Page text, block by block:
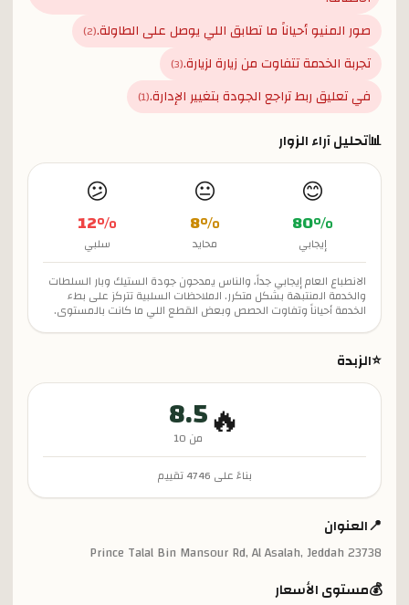
صور المنيو أحياناً ما تطابق اللي يوصل على الطاولة.(
2
)
تجربة الخدمة تتفاوت من زيارة لزيارة.(
3
)
في تعليق ربط تراجع الجودة بتغيير الإدارة.(
1
)
📊تحليل آراء الزوار
😊
80%
إيجابي
😐
8%
محايد
😕
12%
سلبي
الانطباع العام إيجابي جداً، والناس يمدحون جودة الستيك وبار السلطات
والخدمة المنتبهة بشكل متكرر. الملاحظات السلبية تتركز على بطء
الخدمة أحياناً وتفاوت الحصص وبعض القطع اللي ما كانت بالمستوى.
⭐الزبدة
🔥
8.5
من 10
بناءً على 4746تقييم
📍العنوان
Prince Talal Bin Mansour Rd, Al Asalah, Jeddah 23738
💰مستوى الأسعار